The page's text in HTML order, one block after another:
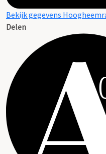
Bekijk gegevens
Delen